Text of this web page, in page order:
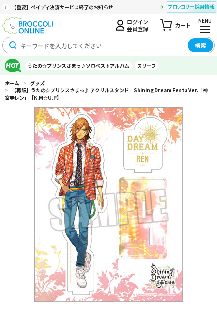
【重要】ペイディ決済サービス終了のお知らせ
ログイン
会員登録
カート
MENU
検索
うたの☆プリンスさまっ♪ソロベストアルバム スリーブ
ホーム > グッズ
>
【再販】うたの☆プリンスさまっ♪ アクリルスタンド Shining Dream Festa Ver.「神
宮寺レン」【K.M☆U.P】